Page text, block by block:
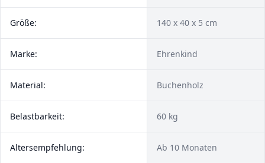
Größe: 140 x 40 x 5 cm
Marke: Ehrenkind
Material: Buchenholz
Belastbarkeit: 60 kg
Altersempfehlung: Ab 10 Monaten